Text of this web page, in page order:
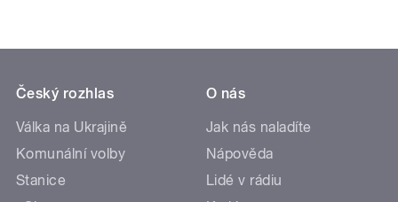
Český rozhlas
Válka na Ukrajině
Komunální volby
Stanice
O nás
Jak nás naladíte
Nápověda
Lidé v rádiu